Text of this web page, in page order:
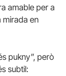
amable per a
mirada en
pukny”, però
subtil: